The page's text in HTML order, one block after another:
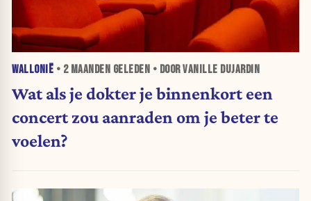
WALLONIË • 2 MAANDEN GELEDEN • DOOR VANILLE DUJARDIN
Wat als je dokter je binnenkort een
concert zou aanraden om je beter te
voelen?